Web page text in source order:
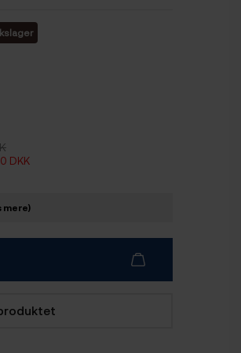
DKK
mere)